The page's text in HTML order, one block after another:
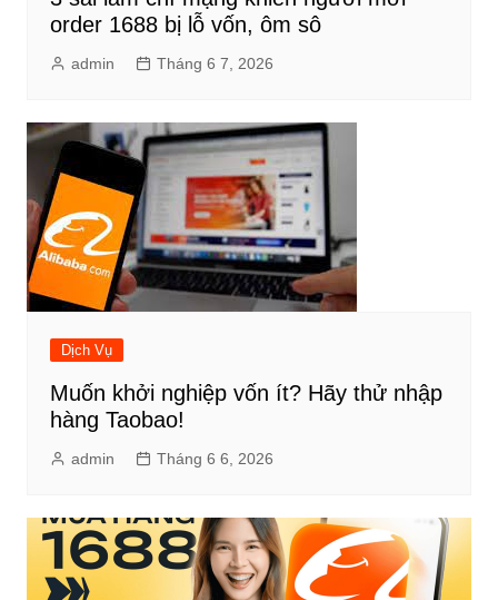
order 1688 bị lỗ vốn, ôm sô
admin Tháng 6 7, 2026
Dịch Vụ
Muốn khởi nghiệp vốn ít? Hãy thử nhập
hàng Taobao!
admin Tháng 6 6, 2026